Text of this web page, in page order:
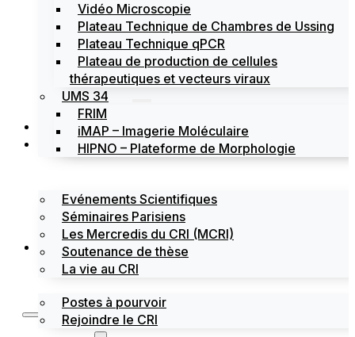
Vidéo Microscopie
Plateau Technique de Chambres de Ussing
Plateau Technique qPCR
Plateau de production de cellules
thérapeutiques et vecteurs viraux
UMS 34
FRIM
iMAP – Imagerie Moléculaire
HIPNO – Plateforme de Morphologie
Actualités
Évènements
Evénements Scientifiques
Séminaires Parisiens
Les Mercredis du CRI (MCRI)
Soutenance de thèse
La vie au CRI
Emploi / stages
Postes à pourvoir
Rejoindre le CRI